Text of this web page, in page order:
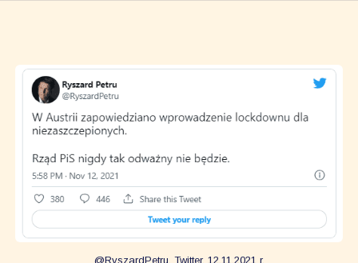
@RyszardPetru, Twitter, 12.11.2021 r.